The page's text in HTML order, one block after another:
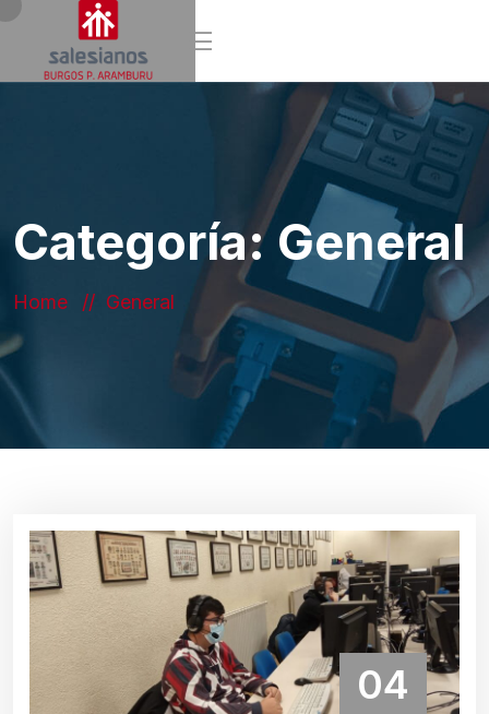
Categoría:General
Home General
04